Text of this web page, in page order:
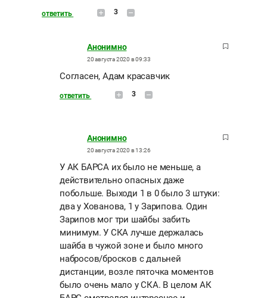
ответить 3
Анонимно
20 августа 2020 в 09:33
Согласен, Адам красавчик
ответить 3
Анонимно
20 августа 2020 в 13:26
У АК БАРСА их было не меньше, а
действительно опасных даже
побольше. Выходи 1 в 0 было 3 штуки:
два у Хованова, 1 у Зарипова. Один
Зарипов мог три шайбы забить
минимум. У СКА лучше держалась
шайба в чужой зоне и было много
набросов/бросков с дальней
дистанции, возле пяточка моментов
было очень мало у СКА. В целом АК